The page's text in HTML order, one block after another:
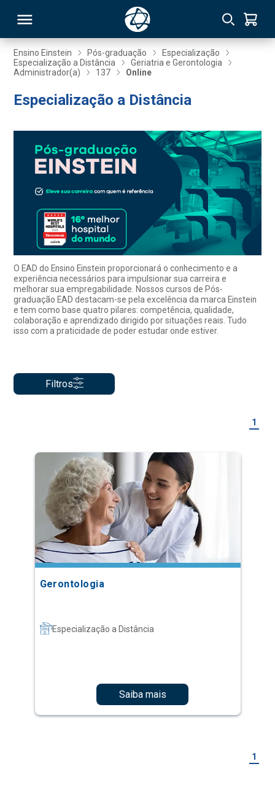
Ensino Einstein Pós-graduação
Especialização
Especialização a Distância
Geriatria e Gerontologia
Administrador(a)
137 Online
Especialização a Distância
O EAD do Ensino Einstein proporcionará o conhecimento e a
experiência necessários para impulsionar sua carreira e
melhorar sua empregabilidade. Nossos cursos de Pós-
graduação EAD destacam-se pela excelência da marca Einstein
e tem como base quatro pilares: competência, qualidade,
colaboração e aprendizado dirigido por situações reais. Tudo
isso com a praticidade de poder estudar onde estiver.
Filtros
1
Gerontologia
Especialização a Distância
Saiba mais
1